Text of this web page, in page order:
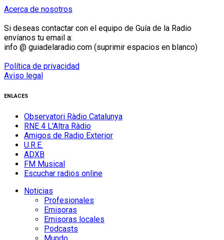
Acerca de nosotros
Si deseas contactar con el equipo de Guía de la Radio
envíanos tu email a:
info @ guiadelaradio.com (suprimir espacios en blanco)
Política de privacidad
Aviso legal
ENLACES
Observatori Ràdio Catalunya
RNE 4 L'Altra Ràdio
Amigos de Radio Exterior
U.R.E.
ADXB
FM Musical
Escuchar radios online
Noticias
Profesionales
Emisoras
Emisoras locales
Podcasts